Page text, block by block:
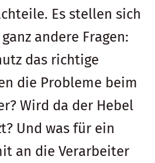
Es stellen sich
andere Fragen:
das richtige
die Probleme beim
Wird da der Hebel
Und was für ein
an die Verarbeiter